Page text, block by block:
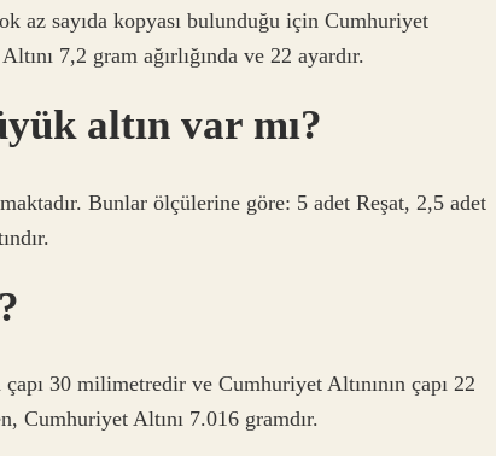
az sayıda kopyası bulunduğu için Cumhuriyet
7,2 gram ağırlığında ve 22 ayardır.
altın var mı?
Bunlar ölçülerine göre: 5 adet Reşat, 2,5 adet
30 milimetredir ve Cumhuriyet Altınının çapı 22
Cumhuriyet Altını 7.016 gramdır.